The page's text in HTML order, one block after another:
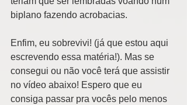
biplano fazendo acrobacias.
Enfim, eu sobrevivi! (já que estou aqui
escrevendo essa matéria!). Mas se
consegui ou não você terá que assistir
no vídeo abaixo! Espero que eu
consiga passar pra vocês pelo menos